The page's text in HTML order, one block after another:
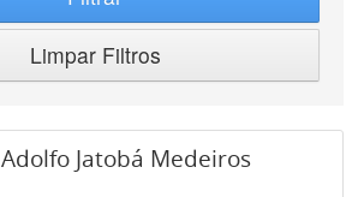
Limpar Filtros
Adolfo Jatobá Medeiros